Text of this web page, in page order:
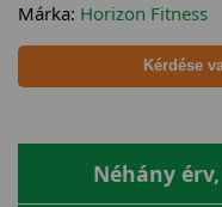
Márka: Horizon Fitness
Kérdése
Néhány